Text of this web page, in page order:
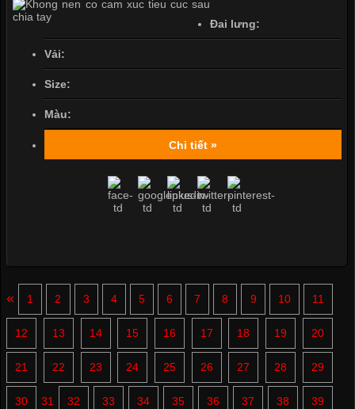
Đai lưng:
Vải:
Size:
Màu:
Chi tiết »
« 1 2 3 4 5 6 7 8 9 10 11
12 13 14 15 16 17 18 19 20
21 22 23 24 25 26 27 28 29
30 31 32 33 34 35 36 37 38 39